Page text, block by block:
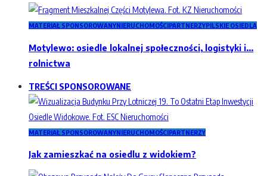
MATERIAŁ SPONSOROWANYNIERUCHOMOŚCIPARTNERZYPILSKIE OSIEDLA
Motylewo: osiedle lokalnej społeczności, logistyki i…
rolnictwa
TREŚCI SPONSOROWANE
MATERIAŁ SPONSOROWANYNIERUCHOMOŚCIPARTNERZY
Jak zamieszkać na osiedlu z widokiem?